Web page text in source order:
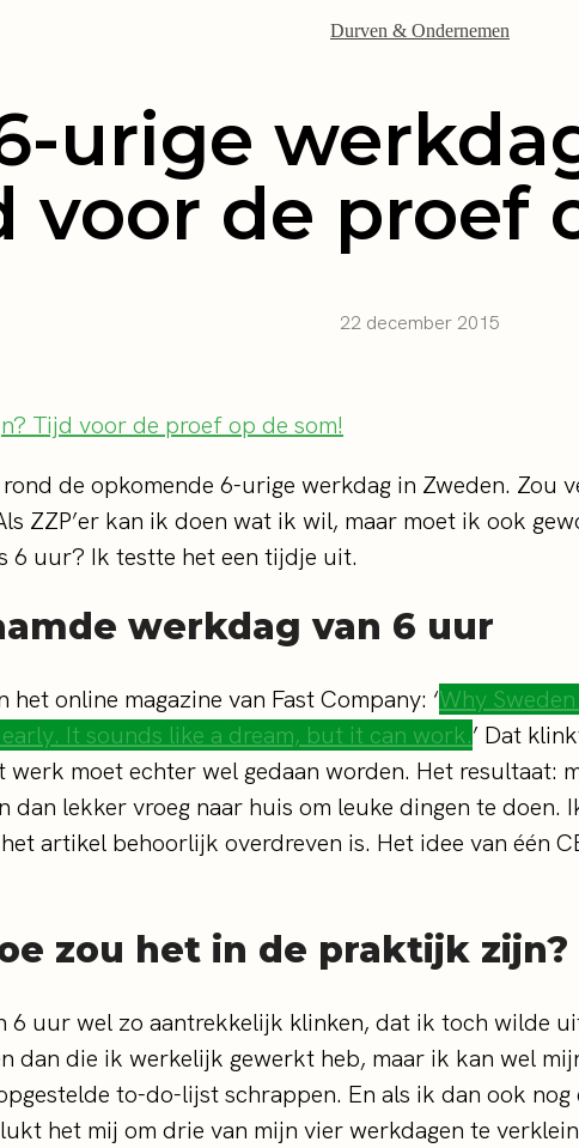
Durven & Ondernemen
urige
voor de proef
22 december 2015
de opkomende 6-urige werkdag in Zweden. Zou
ZZP’er kan ik doen wat ik wil, maar moet ik ook
6 uur? Ik testte het een tijdje uit.
werkdag van 6 uur
online magazine van Fast Company: ‘Why
It sounds like a dream, but it can work.’ Dat
moet echter wel gedaan worden. Het resultaat:
dan lekker vroeg naar huis om leuke dingen te
artikel behoorlijk overdreven is. Het idee van één
zou het in de praktijk zijn?
6 uur wel zo aantrekkelijk klinken, dat ik toch wilde
dan die ik werkelijk gewerkt heb, maar ik kan wel
to-do-lijst schrappen. En als ik dan ook
het mij om drie van mijn vier werkdagen te